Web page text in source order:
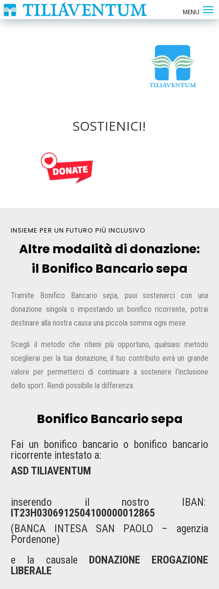
SOSTIENICI!
INSIEME PER UN FUTURO PIÙ INCLUSIVO
Altre modalità di donazione:
il Bonifico Bancario sepa
Tramite Bonifico Bancario sepa, puoi sostenerci con una
donazione singola o impostando un bonifico ricorrente, potrai
destinare alla nostra causa una piccola somma ogni mese.
Scegli il metodo che ritieni più opportuno, qualsiasi metodo
sceglierai per la tua donazione, il tuo contributo avrà un grande
valore per permetterci di continuare a sostenere l’inclusione
dello sport. Rendi possibile la differenza.
Bonifico Bancario sepa
Fai un bonifico bancario o bonifico bancario
ricorrente intestato a:
ASD TILIAVENTUM
inserendo il nostro IBAN:
IT23H0306912504100000012865
(BANCA INTESA SAN PAOLO – agenzia
Pordenone)
e la causale DONAZIONE EROGAZIONE
LIBERALE